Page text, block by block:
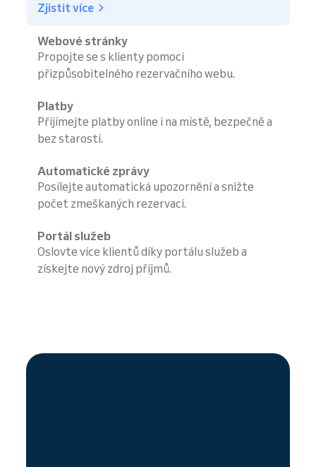
Zjistit více
Webové stránky
Propojte se s klienty pomocí
přizpůsobitelného rezervačního webu.
Platby
Přijímejte platby online i na místě, bezpečně a
bez starostí.
Automatické zprávy
Posílejte automatická upozornění a snižte
počet zmeškaných rezervací.
Portál služeb
Oslovte více klientů díky portálu služeb a
získejte nový zdroj příjmů.